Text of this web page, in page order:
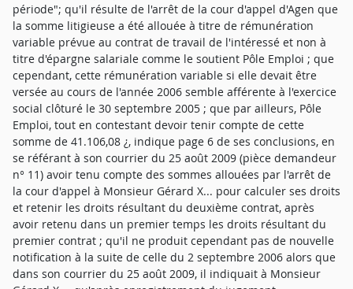
période"; qu'il résulte de l'arrêt de la cour d'appel d'Agen que
la somme litigieuse a été allouée à titre de rémunération
variable prévue au contrat de travail de l'intéressé et non à
titre d'épargne salariale comme le soutient Pôle Emploi ; que
cependant, cette rémunération variable si elle devait être
versée au cours de l'année 2006 semble afférente à l'exercice
social clôturé le 30 septembre 2005 ; que par ailleurs, Pôle
Emploi, tout en contestant devoir tenir compte de cette
somme de 41.106,08 ¿, indique page 6 de ses conclusions, en
se référant à son courrier du 25 août 2009 (pièce demandeur
n° 11) avoir tenu compte des sommes allouées par l'arrêt de
la cour d'appel à Monsieur Gérard X... pour calculer ses droits
et retenir les droits résultant du deuxième contrat, après
avoir retenu dans un premier temps les droits résultant du
premier contrat ; qu'il ne produit cependant pas de nouvelle
notification à la suite de celle du 2 septembre 2006 alors que
dans son courrier du 25 août 2009, il indiquait à Monsieur